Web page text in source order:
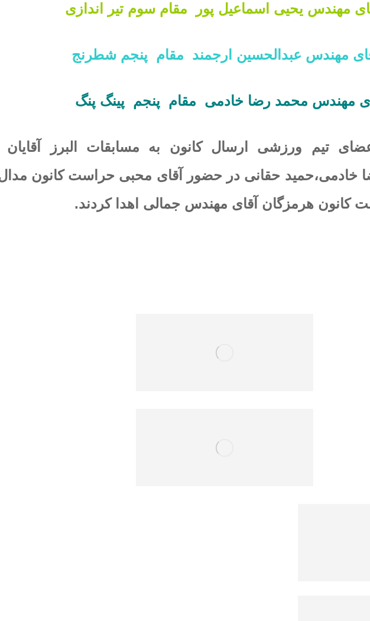
مهندس یحیی اسماعیل پور مقام سوم تیر اندازی
مهندس عبدالحسین ارجمند مقام پنجم شطرنج
مهندس محمد رضا خادمی مقام پنجم پینگ پنگ
تیم ورزشی ارسال کانون به مسابقات البرز
خادمی،حمید حقانی در حضور آقای محبی حراست کانون
کانون هرمزگان آقای مهندس جمالی اهدا کردند.